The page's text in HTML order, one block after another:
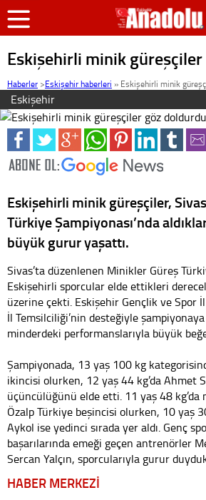
Eskişehirli minik
Haberler >Eskişehir haberleri » Eskişehirli minik
Eskişehir
Eskişehirli minik güreşçiler,
Türkiye Şampiyonası’nda
büyük gurur yaşattı.
Sivas’ta düzenlenen Minikler Güreş
Eskişehirli sporcular elde ettikleri
üzerine çekti. Eskişehir Gençlik ve Spor
İl Temsilciliği’nin desteğiyle
minderdeki performanslarıyla büyük
Şampiyonada, 13 yaş 100 kg
ikincisi olurken, 12 yaş 44 kg’da Ahmet
üçüncülüğünü elde etti. 11 yaş 48 kg’da
Özalp Türkiye beşincisi olurken, 10 yaş
Aykol ise yedinci sırada yer aldı. Genç
başarılarında emeği geçen antrenörler
Sercan Yalçın, sporcularıyla gurur
HABER MERKEZİ